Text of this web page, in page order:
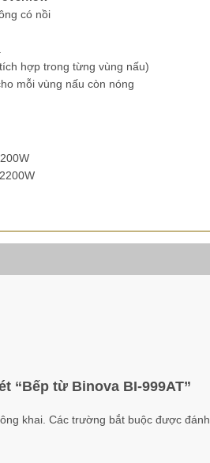
có nồi
hợp trong từng vùng nấu)
mỗi vùng nấu còn nóng
“Bếp từ Binova BI-999AT”
khai. Các trường bắt buộc được